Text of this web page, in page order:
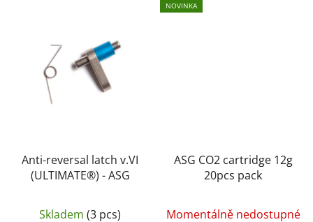
Anti-reversal latch v.VI
(ULTIMATE®) - ASG
Skladem (3 pcs)
NOVINKA
ASG CO2 cartridge 12g
20pcs pack
Momentálně nedostupné